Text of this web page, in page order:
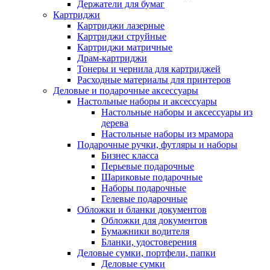
Держатели для бумаг
Картриджи
Картриджи лазерные
Картриджи струйные
Картриджи матричные
Драм-картриджи
Тонеры и чернила для картриджей
Расходные материалы для принтеров
Деловые и подарочные аксессуары
Настольные наборы и аксессуары
Настольные наборы и аксессуары из
дерева
Настольные наборы из мрамора
Подарочные ручки, футляры и наборы
Бизнес класса
Перьевые подарочные
Шариковые подарочные
Наборы подарочные
Гелевые подарочные
Обложки и бланки документов
Обложки для документов
Бумажники водителя
Бланки, удостоверения
Деловые сумки, портфели, папки
Деловые сумки